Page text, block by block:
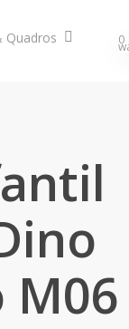
Quadros search0
M06